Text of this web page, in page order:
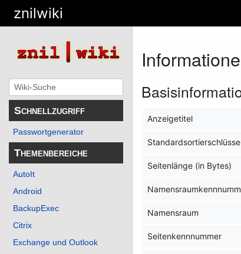
znilwiki
Schnellzugriff
Passwortgenerator
Themenbereiche
AutoIt
Android
BackupExec
Citrix
Exchange und Outlook
Anzeigetitel
Seitenlänge (in Bytes)
Namensraum
Seitenkennnummer